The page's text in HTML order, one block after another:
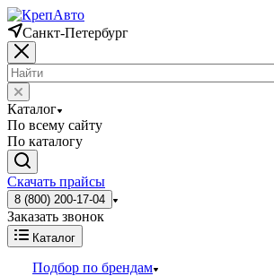
Санкт-Петербург
Каталог
По всему сайту
По каталогу
Скачать прайсы
8 (800) 200-17-04
Заказать звонок
Каталог
Подбор по брендам